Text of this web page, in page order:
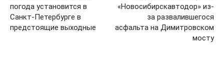
погода установится в
Санкт-Петербурге в
предстоящие выходные
«Новосибирскавтодор» из-
за развалившегося
асфальта на Димитровском
мосту